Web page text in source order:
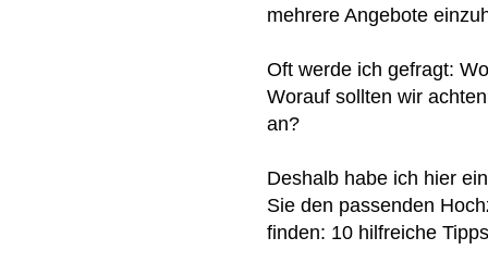
mehrere Angebote
Oft werde ich gefragt:
Worauf sollten wir
an?
Deshalb habe ich hier
Sie den passenden
finden: 10 hilfreiche